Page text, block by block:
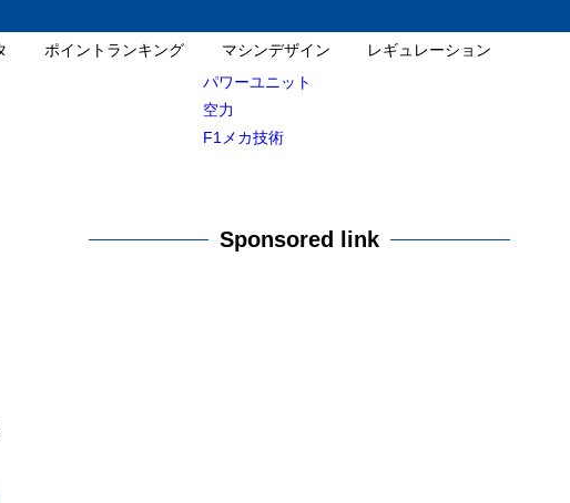
ポイントランキング
マシンデザイン
パワーユニット
空力
F1メカ技術
レギュレーション
Sponsored link